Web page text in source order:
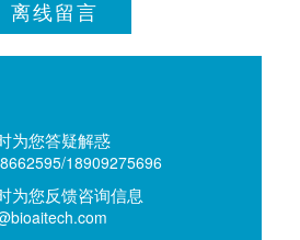
离线留言
为您答疑解惑
18909275696
为您反馈咨询信息